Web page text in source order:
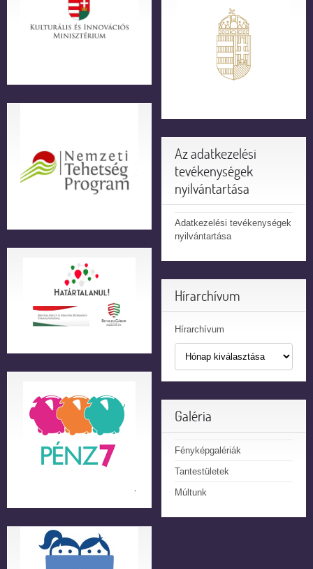
Az adatkezelési
tevékenységek
nyilvántartása
Adatkezelési tevékenységek
nyilvántartása
Hírarchívum
Hírarchívum
Galéria
Fényképgalériák
Tantestületek
Múltunk